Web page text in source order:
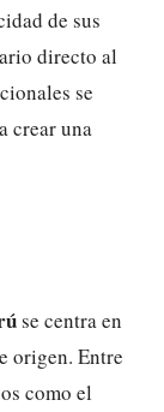
de sus
directo al
se
crear una
se centra en
origen. Entre
como el